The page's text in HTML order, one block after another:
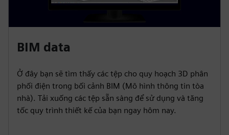
BIM data
Ở đây bạn sẽ tìm thấy các tệp cho quy hoạch 3D phân
phối điện trong bối cảnh BIM (Mô hình thông tin tòa
nhà). Tải xuống các tệp sẵn sàng để sử dụng và tăng
tốc quy trình thiết kế của bạn ngay hôm nay.